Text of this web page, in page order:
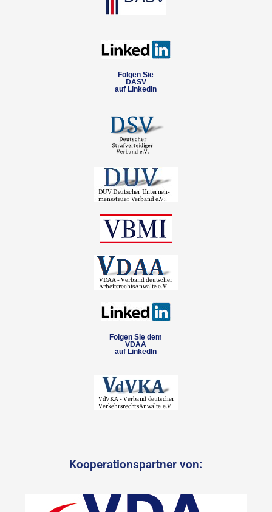
Folgen Sie
DASV
auf LinkedIn
Folgen Sie dem
VDAA
auf LinkedIn
Kooperationspartner von: